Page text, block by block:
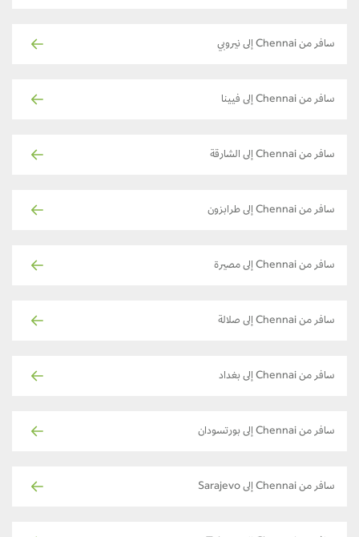
سافر من Chennai إلى نيروبي
سافر من Chennai إلى فيينا
سافر من Chennai إلى الشارقة
سافر من Chennai إلى طرابزون
سافر من Chennai إلى مصيرة
سافر من Chennai إلى صلالة
سافر من Chennai إلى بغداد
سافر من Chennai إلى بورتسودان
سافر من Chennai إلى Sarajevo